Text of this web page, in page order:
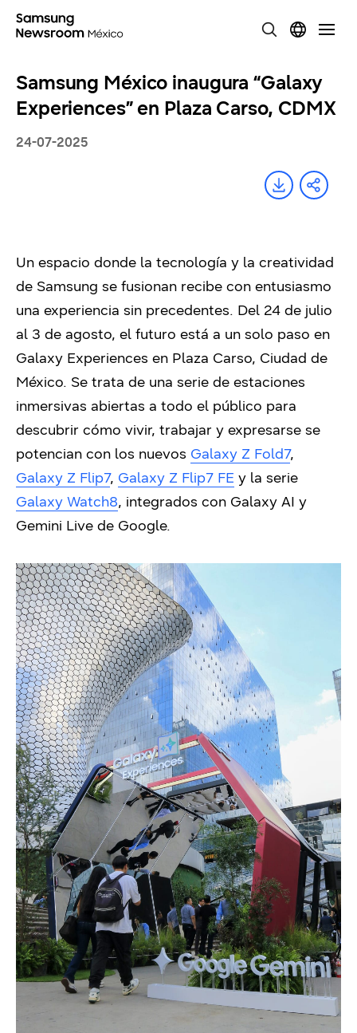
Samsung México inaugura “Galaxy
Experiences” en Plaza Carso, CDMX
24-07-2025
Un espacio donde la tecnología y la creatividad
de Samsung se fusionan recibe con entusiasmo
una experiencia sin precedentes. Del 24 de julio
al 3 de agosto, el futuro está a un solo paso en
Galaxy Experiences en Plaza Carso, Ciudad de
México. Se trata de una serie de estaciones
inmersivas abiertas a todo el público para
descubrir cómo vivir, trabajar y expresarse se
potencian con los nuevos Galaxy Z Fold7,
Galaxy Z Flip7, Galaxy Z Flip7 FE y la serie
Galaxy Watch8, integrados con Galaxy AI y
Gemini Live de Google.